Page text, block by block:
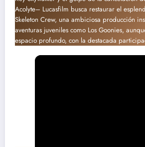
Acolyte– Lucasfilm busca restaurar el
Skeleton Crew, una ambiciosa producción
aventuras juveniles como Los Goonies,
espacio profundo, con la destacada